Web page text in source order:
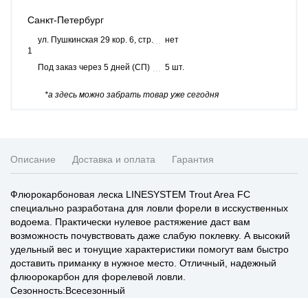
Санкт-Петербург
ул. Пушкинская 29 кор. 6, стр.
1
нет
Под заказ через 5 дней (СП) 5 шт.
*а здесь можно забрать товар уже сегодня
Описание Доставка и оплата Гарантия
Флюрокарбоновая леска LINESYSTEM Trout Area FC
специально разработана для ловли форели в исскуственных
водоема. Практически нулевое растяжение даст вам
возможность почувствовать даже слабую поклевку. А высокий
удельный вес и тонущие характеристики помогут вам быстро
доставить приманку в нужное место. Отличный, надежный
флюорокарбон для форелевой ловли.
Сезонность:Всесезонный